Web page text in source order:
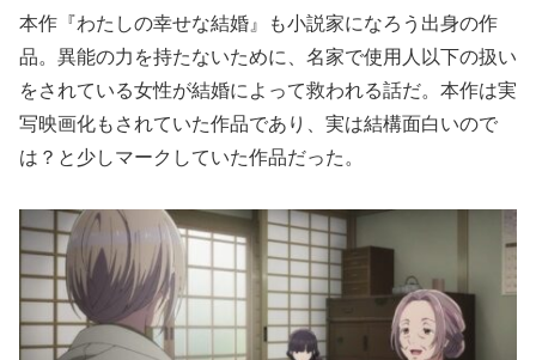
本作『わたしの幸せな結婚』も小説家になろう出身の作
品。異能の力を持たないために、名家で使用人以下の扱い
をされている女性が結婚によって救われる話だ。本作は実
写映画化もされていた作品であり、実は結構面白いので
は？と少しマークしていた作品だった。